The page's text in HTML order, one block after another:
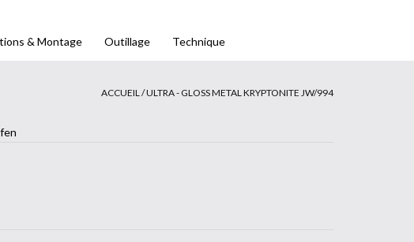
& Montage Outillage Technique
ACCUEIL/ULTRA - GLOSS METAL KRYPTONITE JW/994